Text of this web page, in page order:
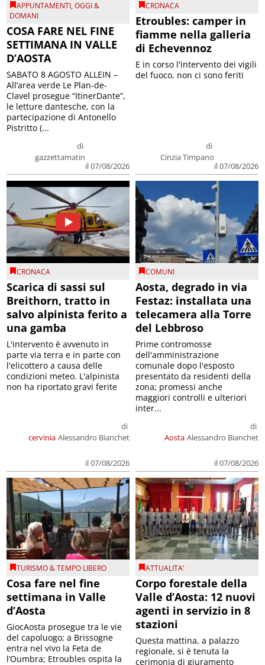
APPUNTAMENTI,OGGI &
DOMANI
COSA FARE NEL FINE
SETTIMANA IN VALLE
D’AOSTA
di
gazzettamatin
il 07/08/2026
SABATO 8 AGOSTO ALLEIN –
All’area verde Le Plan-de-
Clavel prosegue “ItinerDante”,
le letture dantesche, con la
partecipazione di Antonello
Pistritto (...
CRONACA
Etroubles: camper in
fiamme nella galleria
di Echevennoz
di
Cinzia Timpano
il 07/08/2026
E in corso l'intervento dei vigili
del fuoco, non ci sono feriti
CRONACA
Scarica di sassi sul
Breithorn, tratto in
salvo alpinista ferito a
una gamba
cervinia
di
Alessandro Bianchet
il 07/08/2026
L'intervento è avvenuto in
parte via terra e in parte con
l'elicottero a causa delle
condizioni meteo. L'alpinista
non ha riportato gravi ferite
COMUNI
Aosta, degrado in via
Festaz: installata una
telecamera alla Torre
del Lebbroso
Aosta
di
Alessandro Bianchet
il 07/08/2026
Prime contromosse
dell'amministrazione
comunale dopo l'esposto
presentato da residenti della
zona; promessi anche
maggiori controlli e ulteriori
inter...
TURISMO & TEMPO LIBERO
Cosa fare nel fine
settimana in Valle
d’Aosta
GiocAosta prosegue tra le vie
del capoluogo; a Brissogne
entra nel vivo la Feta de
l’Oumbra; Etroubles ospita la
ATTUALITA'
Corpo forestale della
Valle d’Aosta: 12 nuovi
agenti in servizio in 8
stazioni
Questa mattina, a palazzo
regionale, si è tenuta la
cerimonia di giuramento